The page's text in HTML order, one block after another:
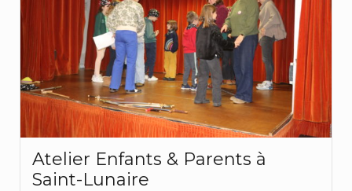
Atelier Enfants & Parents à
Saint-Lunaire